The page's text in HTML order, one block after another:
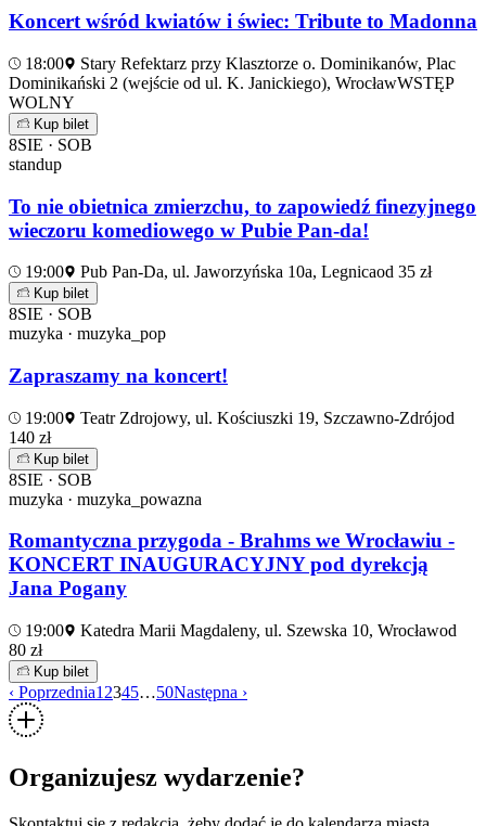
Koncert wśród kwiatów i świec: Tribute to Madonna
18:00
Stary Refektarz przy Klasztorze o. Dominikanów, Plac
Dominikański 2 (wejście od ul. K. Janickiego), WrocławWSTĘP
WOLNY
Kup bilet
8SIE · SOB
standup
To nie obietnica zmierzchu, to zapowiedź finezyjnego
wieczoru komediowego w Pubie Pan-da!
19:00 Pub Pan-Da, ul. Jaworzyńska 10a, Legnicaod 35 zł
Kup bilet
8SIE · SOB
muzyka · muzyka_pop
Zapraszamy na koncert!
19:00 Teatr Zdrojowy, ul. Kościuszki 19, Szczawno-Zdrójod
140 zł
Kup bilet
8SIE · SOB
muzyka · muzyka_powazna
Romantyczna przygoda - Brahms we Wrocławiu -
KONCERT INAUGURACYJNY pod dyrekcją
Jana Pogany
19:00 Katedra Marii Magdaleny, ul. Szewska 10, Wrocławod
80 zł
Kup bilet
‹ Poprzednia1 2345…50Następna ›
Organizujesz wydarzenie?